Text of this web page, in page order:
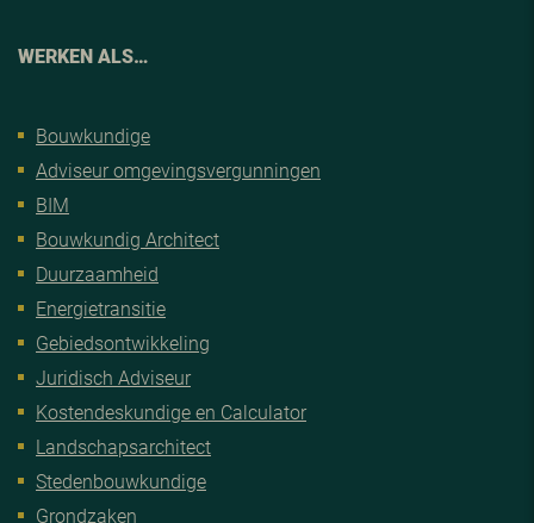
WERKEN ALS…
Bouwkundige
Adviseur omgevingsvergunningen
BIM
Bouwkundig Architect
Duurzaamheid
Energietransitie
Gebiedsontwikkeling
Juridisch Adviseur
Kostendeskundige en Calculator
Landschapsarchitect
Stedenbouwkundige
Grondzaken